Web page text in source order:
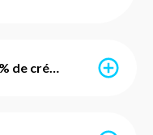
Comment bénéficier des 50% de crédit d'impôt immédiat ?